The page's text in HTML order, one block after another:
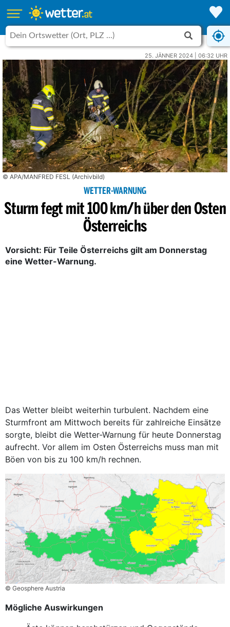
25. JÄNNER 2024 | 06:32 UHR
© APA/MANFRED FESL (Archivbild)
WETTER-WARNUNG
Sturm fegt mit 100 km/h über den Osten
Österreichs
Vorsicht: Für Teile Österreichs gilt am Donnerstag
eine Wetter-Warnung.
Das Wetter bleibt weiterhin turbulent. Nachdem eine
Sturmfront am Mittwoch bereits für zahlreiche Einsätze
sorgte, bleibt die Wetter-Warnung für heute Donnerstag
aufrecht. Vor allem im Osten Österreichs muss man mit
Böen von bis zu 100 km/h rechnen.
© Geosphere Austria
Mögliche Auswirkungen